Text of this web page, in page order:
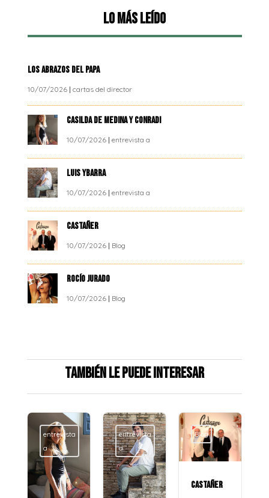
Lo más leído
LOS ABRAZOS DEL PAPA
10/07/2026| cartas del director
CASILDA DE MEDINA Y CONRADI
10/07/2026| entrevista a
LUIS YBARRA
10/07/2026| entrevista a
CASTAÑER
10/07/2026| Blog
ROCÍO JURADO
10/07/2026| Blog
También le puede interesar
entrevista
a
entrevista
a
Blog
CASTAÑER